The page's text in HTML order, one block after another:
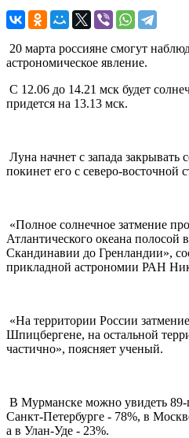
20 марта россияне смогут
астрономическое явление.
С 12.06 до 14.21 мск будет
придется на 13.13 мск.
Луна начнет с запада закрывать
покинет его с северо-восточной
«Полное солнечное затмение
Атлантического океана полосой
Скандинавии до Гренландии»,
прикладной астрономии РАН
«На территории России
Шпицбергене, на остальной
частично», поясняет ученый.
В Мурманске можно увидеть 89-
Санкт-Петербурге - 78%, в
а в Улан-Уде - 23%.